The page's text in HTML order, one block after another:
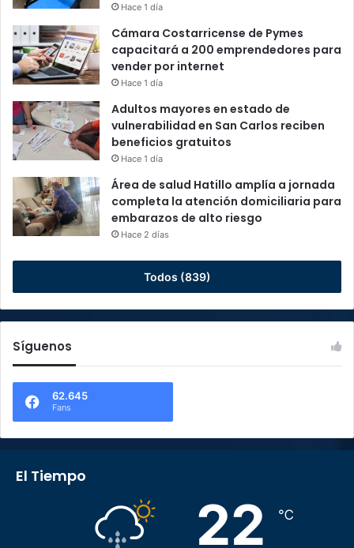
Hace 1 día
Cámara Costarricense de Pymes
capacitará a 200 emprendedores para
vender por internet
Hace 1 día
Adultos mayores en estado de
vulnerabilidad en San Carlos reciben
beneficios gratuitos
Hace 1 día
Área de salud Hatillo amplía a jornada
completa la atención domiciliaria para
embarazos de alto riesgo
Hace 2 días
Todos (839)
Síguenos
62.645
Fans
El Tiempo
22 ℃